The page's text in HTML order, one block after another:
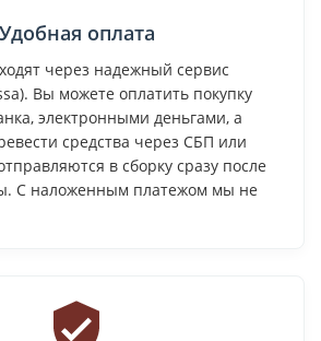
Удобная оплата
через надежный сервис
Вы можете оплатить покупку
электронными деньгами, а
средства через СБП или
в сборку сразу после
С наложенным платежом мы не